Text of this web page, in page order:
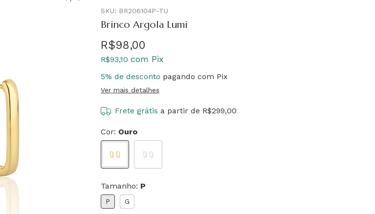
SKU: BR206104P-TU
Brinco Argola Lumi
R$98,00
R$93,10 com Pix
5% de desconto pagando com Pix
Ver mais detalhes
Frete grátis a partir de R$299,00
Cor: Ouro
Tamanho: P
P G